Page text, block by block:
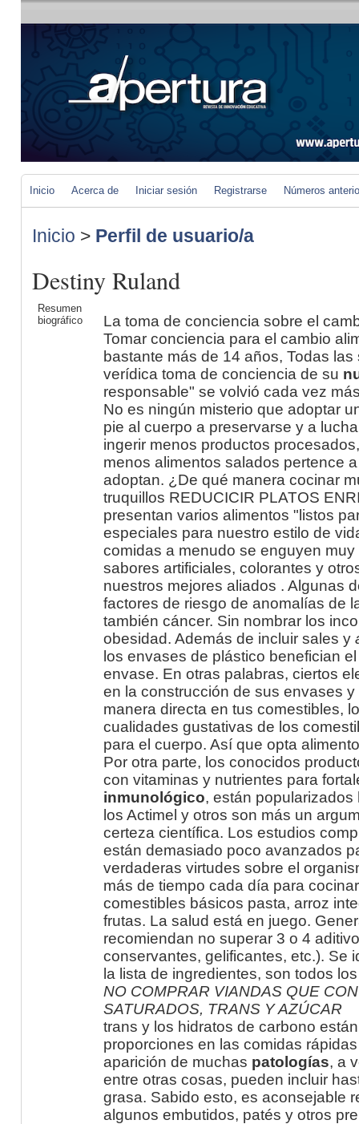
Inicio Acerca de Iniciar sesión Registrarse Números
Inicio > Perfil de usuario/a
Destiny Ruland
Resumen
biográfico
La toma de conciencia sobre el
Tomar conciencia para el cambio
bastante más de 14 años, Todas
verídica toma de conciencia de su
responsable" se volvió cada vez
No es ningún misterio que adoptar
pie al cuerpo a preservarse y a
ingerir menos productos
menos alimentos salados pertence
adoptan. ¿De qué manera cocinar
truquillos REDUCICIR PLATOS
presentan varios alimentos "listos
especiales para nuestro estilo de
comidas a menudo se enguyen
sabores artificiales, colorantes y
nuestros mejores aliados . Algunas
factores de riesgo de anomalías de
también cáncer. Sin nombrar los
obesidad. Además de incluir sales y
los envases de plástico benefician
envase. En otras palabras, ciertos
en la construcción de sus envases
manera directa en tus comestibles,
cualidades gustativas de los
para el cuerpo. Así que opta
Por otra parte, los conocidos
con vitaminas y nutrientes para
inmunológico, están
los Actimel y otros son más un
certeza científica. Los estudios
están demasiado poco avanzados
verdaderas virtudes sobre el
más de tiempo cada día para
comestibles básicos pasta, arroz
frutas. La salud está en juego.
recomiendan no superar 3 o 4
conservantes, gelificantes, etc.). Se
la lista de ingredientes, son todos
NO COMPRAR VIANDAS QUE
SATURADOS, TRANS Y AZÚCAR
trans y los hidratos de carbono
proporciones en las comidas
aparición de muchas patologías, a
entre otras cosas, pueden incluir
grasa. Sabido esto, es aconsejable
algunos embutidos, patés y otros